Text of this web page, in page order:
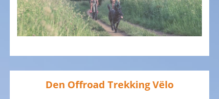
DE
VËLO
Den Offroad Trekking Vëlo